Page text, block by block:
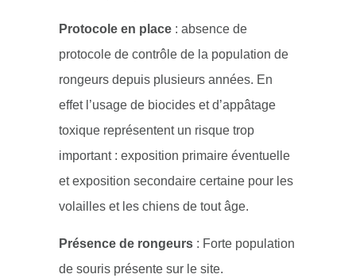
Protocole en place : absence de
protocole de contrôle de la population de
rongeurs depuis plusieurs années. En
effet l’usage de biocides et d’appâtage
toxique représentent un risque trop
important : exposition primaire éventuelle
et exposition secondaire certaine pour les
volailles et les chiens de tout âge.
Présence de rongeurs : Forte population
de souris présente sur le site.